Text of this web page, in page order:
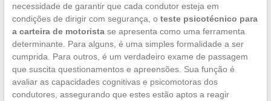
necessidade de garantir que cada condutor esteja em
condições de dirigir com segurança, o teste psicotécnico para
a carteira de motoristase apresenta como uma ferramenta
determinante. Para alguns, é uma simples formalidade a ser
cumprida. Para outros, é um verdadeiro exame de passagem
que suscita questionamentos e apreensões. Sua função é
avaliar as capacidades cognitivas e psicomotoras dos
condutores, assegurando que estes estão aptos a reagir